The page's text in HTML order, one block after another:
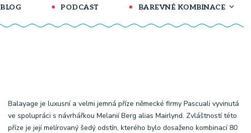
BLOG PODCAST BAREVNÉ KOMBINACE
Balayage je luxusní a velmi jemná příze německé firmy Pascuali vyvinutá
ve spolupráci s návrhářkou Melanií Berg alias Mairlynd. Zvláštností této
příze je její melírovaný šedý odstín, kterého bylo dosaženo kombinací 80